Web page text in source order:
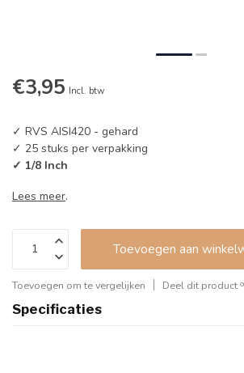
€3,95 Incl. btw
✓ RVS AISI420 - gehard
✓ 25 stuks per verpakking
✓ 1/8 Inch
Lees meer.
Toevoegen aan
Toevoegen om te vergelijken Deel dit product
Specificaties